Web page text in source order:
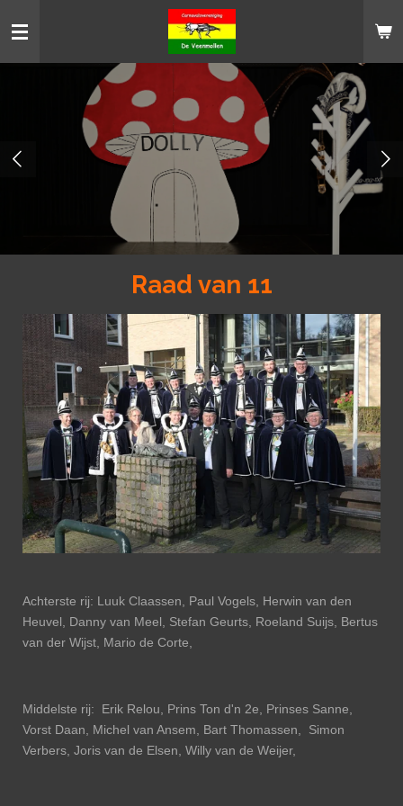
direct
hoofdinhoud
Raad van 11
Achterste rij: Luuk Claassen, Paul Vogels, Herwin van den
Heuvel, Danny van Meel, Stefan Geurts, Roeland Suijs, Bertus
van der Wijst, Mario de Corte,
Middelste rij: Erik Relou, Prins Ton d'n 2e, Prinses Sanne,
Vorst Daan, Michel van Ansem, Bart Thomassen, Simon
Verbers, Joris van de Elsen, Willy van de Weijer,